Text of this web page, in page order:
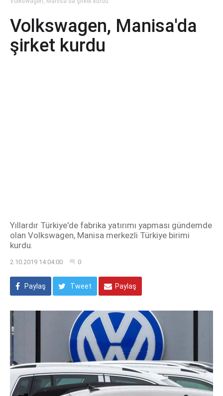
Volkswagen, Manisa'da
şirket kurdu
Yıllardır Türkiye'de fabrika yatırımı yapması gündemde
olan Volkswagen, Manisa merkezli Türkiye birimi
kurdu.
2.10.2019 14:04:00 0
Paylaş Tweet Paylaş